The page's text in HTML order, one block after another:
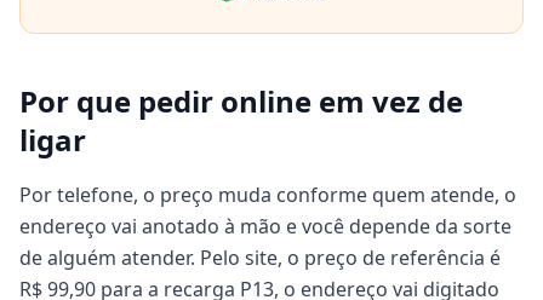
Por que pedir online em vez de
ligar
Por telefone, o preço muda conforme quem atende, o
endereço vai anotado à mão e você depende da sorte
de alguém atender. Pelo site, o preço de referência é
R$ 99,90 para a recarga P13, o endereço vai digitado